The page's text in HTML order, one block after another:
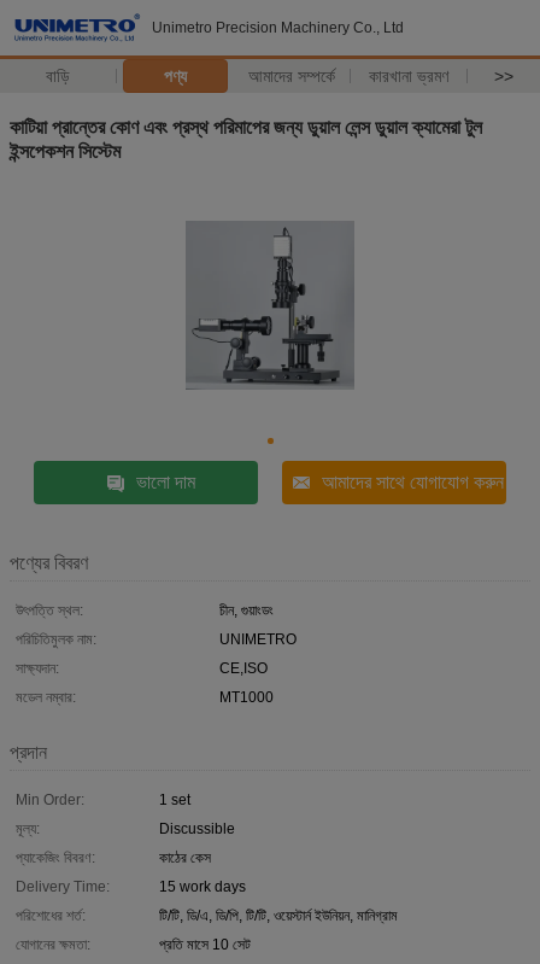
Unimetro Precision Machinery Co., Ltd
বাড়ি পণ্য আমাদের সম্পর্কে কারখানা ভ্রমণ >>
কাটিয়া প্রান্তের কোণ এবং প্রস্থ পরিমাপের জন্য ডুয়াল লেন্স ডুয়াল ক্যামেরা টুল
ইন্সপেকশন সিস্টেম
ভালো দাম আমাদের সাথে যোগাযোগ করুন
পণ্যের বিবরণ
উৎপত্তি স্থল:
চীন, গুয়াংডং
পরিচিতিমুলক নাম:
UNIMETRO
সাক্ষ্যদান:
CE,ISO
মডেল নম্বার:
MT1000
প্রদান
Min Order:
1 set
মূল্য:
Discussible
প্যাকেজিং বিবরণ:
কাঠের কেস
Delivery Time:
15 work days
পরিশোধের শর্ত:
টি/টি, ডি/এ, ডি/পি, টি/টি, ওয়েস্টার্ন ইউনিয়ন, মানিগ্রাম
যোগানের ক্ষমতা:
প্রতি মাসে 10 সেট